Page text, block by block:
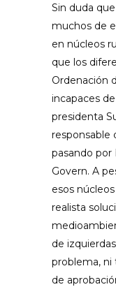
Sin duda
muchos de
en núcleos
que los
Ordenación
incapaces
presidenta
responsable
pasando por
Govern. A
esos
realista
de
problema, ni
de